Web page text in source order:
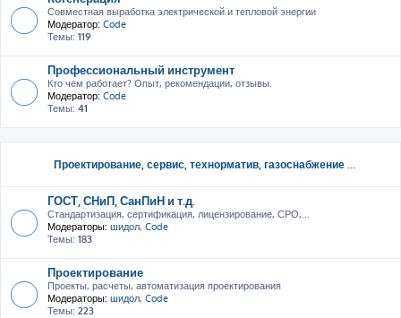
Совместная выработка электрической и тепловой энергии
Модератор: Code
Темы: 119
Профессиональный инструмент
Кто чем работает? Опыт, рекомендации, отзывы.
Модератор: Code
Темы: 41
Проектирование, сервис, тeхнорматив, газоснабжение ...
ГОСТ, СНиП, СанПиН и т.д.
Стандартизация, сертификация, лицензирование, СРО,...
Модераторы: шидол, Code
Темы: 183
Проектирование
Проекты, расчеты, автоматизация проектирования
Модераторы: шидол, Code
Темы: 223